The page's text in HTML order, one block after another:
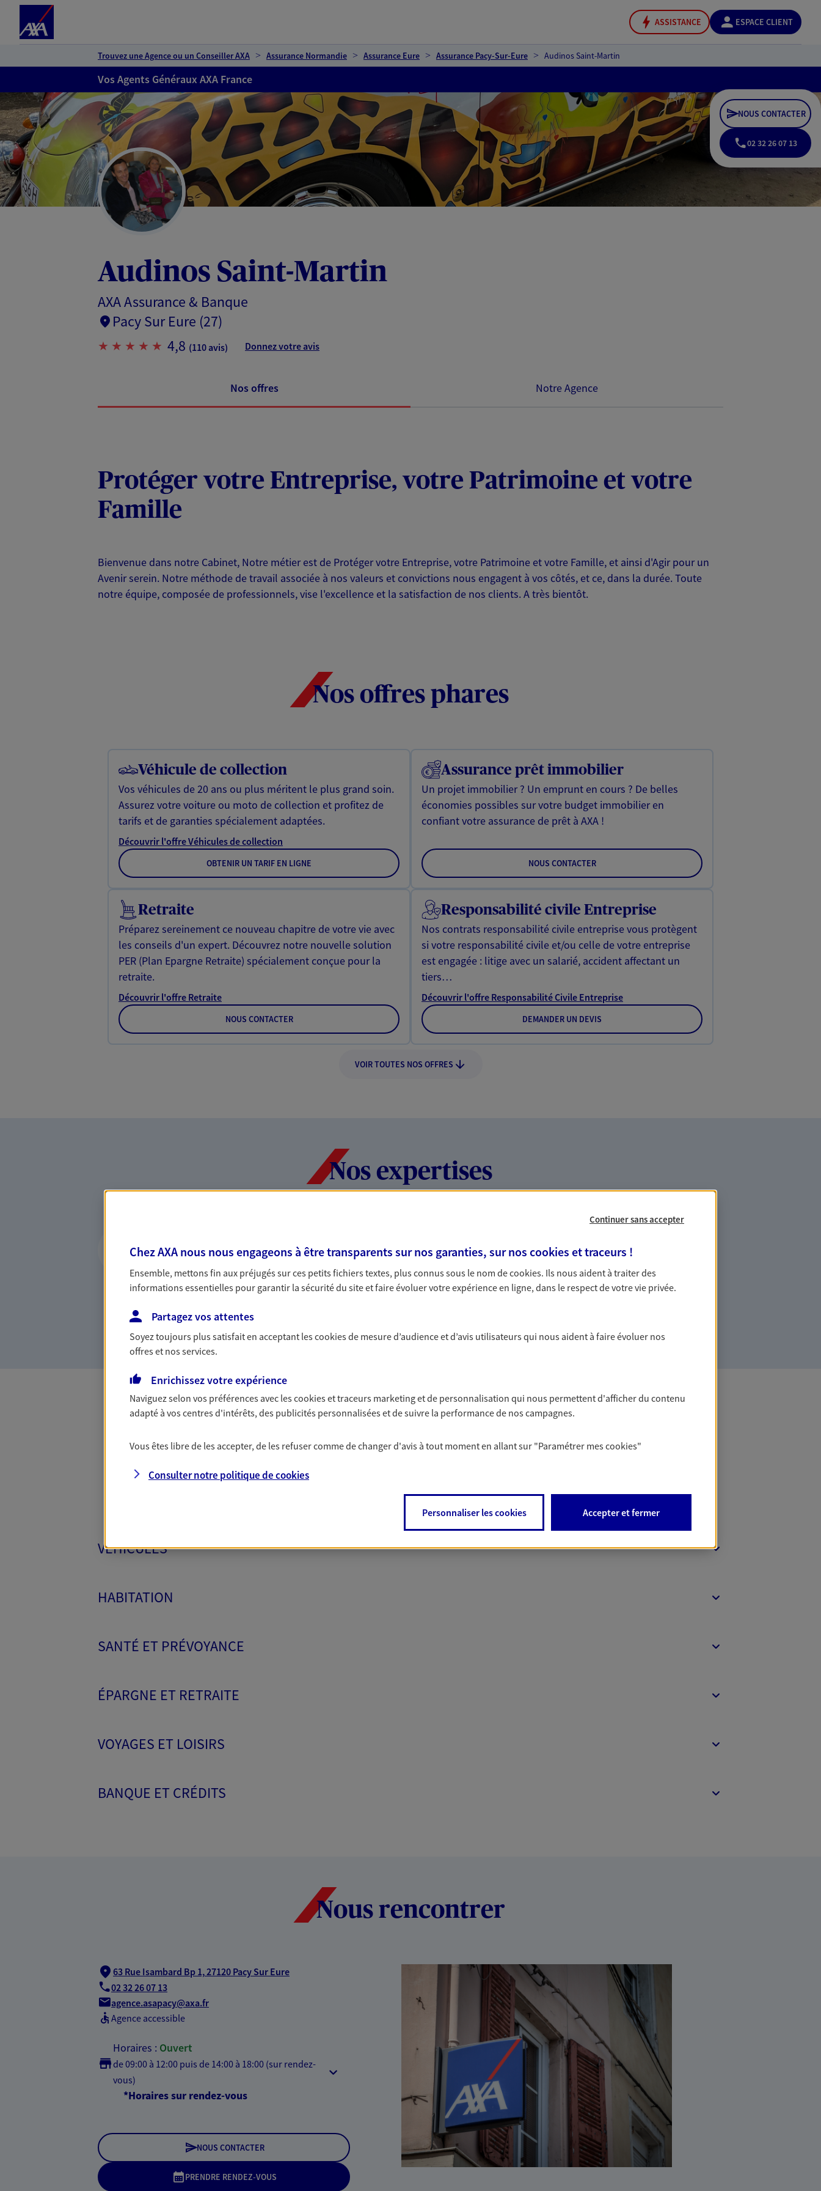
ASSISTANCE ESPACE CLIENT
Trouvez une Agence ou un Conseiller AXA Assurance Normandie Assurance Eure Assurance Pacy-Sur-Eure Audinos Saint-Martin
Vos Agents Généraux AXA France
Audinos Saint-Martin
AXA Assurance & Banque
Pacy Sur Eure (27)
4,8 (110 avis) Donnez votre avis
NOUS CONTACTER
02 32 26 07 13
Nos offres Notre Agence
Protéger votre Entreprise, votre Patrimoine et votre
Famille
Bienvenue dans notre Cabinet, Notre métier est de Protéger votre Entreprise, votre Patrimoine et votre Famille, et ainsi d'Agir pour un
Avenir serein. Notre méthode de travail associée à nos valeurs et convictions nous engagent à vos côtés, et ce, dans la durée. Toute
notre équipe, composée de professionnels, vise l'excellence et la satisfaction de nos clients. A très bientôt.
Nos offres phares
Véhicule de collection
Vos véhicules de 20 ans ou plus méritent le plus grand soin.
Assurez votre voiture ou moto de collection et profitez de
tarifs et de garanties spécialement adaptées.
Découvrir l'offre Véhicules de collection
OBTENIR UN TARIF EN LIGNE
Assurance prêt immobilier
Un projet immobilier ? Un emprunt en cours ? De belles
économies possibles sur votre budget immobilier en
confiant votre assurance de prêt à AXA !
NOUS CONTACTER
Retraite
Préparez sereinement ce nouveau chapitre de votre vie avec
les conseils d'un expert. Découvrez notre nouvelle solution
PER (Plan Epargne Retraite) spécialement conçue pour la
retraite.
Découvrir l'offre Retraite
NOUS CONTACTER
Responsabilité civile Entreprise
Nos contrats responsabilité civile entreprise vous protègent
si votre responsabilité civile et/ou celle de votre entreprise
est engagée : litige avec un salarié, accident affectant un
tiers…
Découvrir l'offre Responsabilité Civile Entreprise
DEMANDER UN DEVIS
VOIR TOUTES NOS OFFRES
Nos expertises
confiance
Vous accompagner dans vos projets de vie tout au long de
votre vie, c'est ainsi que nous concevons notre métier : dans
connaître que nous proposons de meilleures solutions.
entreprises
Comme vous, nous sommes des indépendants. Nous
bâtissons ensemble des solutions cohérentes pour protéger
Toutes nos offres Assurance & Banque
PRO & ENTREPRISES
VÉHICULES
HABITATION
SANTÉ ET PRÉVOYANCE
ÉPARGNE ET RETRAITE
VOYAGES ET LOISIRS
BANQUE ET CRÉDITS
Nous rencontrer
63 Rue Isambard Bp 1,27120 Pacy Sur Eure
02 32 26 07 13
agence.asapacy@axa.fr
Agence accessible
Horaires : Ouvert
de 09:00 à 12:00 puis de 14:00 à 18:00 (sur rendez-
vous)
*Horaires sur rendez-vous
NOUS CONTACTER
PRENDRE RENDEZ-VOUS
Continuer sans accepter
Chez AXA nous nous engageons à être transparents sur nos garanties, sur nos cookies et traceurs !
Ensemble, mettons fin aux préjugés sur ces petits fichiers textes, plus connus sous le nom decookies. Ils nous aident à traiter des
informations essentielles pour garantir la sécurité du site et faire évoluer votre expérience en ligne, dans le respect de votre vie privée.
Partagez vos attentes
Soyez toujours plus satisfait en acceptant lescookiesde mesure d’audience et d’avis utilisateurs qui nous aident à faire évoluer nos
offres et nos services.
Enrichissez votre expérience
Naviguez selon vos préférences avec lescookies et traceurs marketing et de personnalisation qui nous permettent d'afficher du contenu
adapté à vos centres d'intérêts, des publicités personnalisées et de suivre la performance de nos campagnes.
Vous êtes libre de les accepter, de les refuser comme de changer d'avis à tout moment en allant sur "Paramétrer mescookies"
Consulter notre politique decookies
Personnaliser les cookies Accepter et fermer